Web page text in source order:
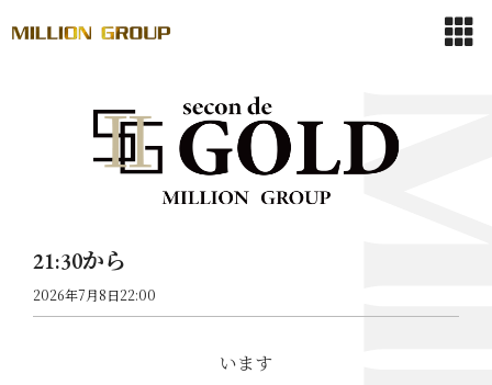
21:30から
2026年7月8日22:00
います